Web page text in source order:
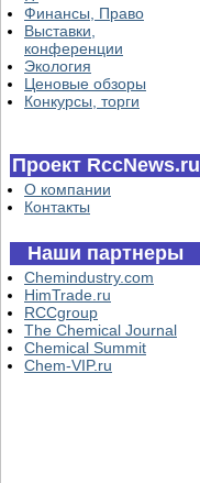
Финансы, Право
Выставки,
конференции
Экология
Ценовые обзоры
Конкурсы, торги
Проект RccNews.ru
О компании
Контакты
Наши партнеры
Chemindustry.com
HimTrade.ru
RCCgroup
The Chemical Journal
Chemical Summit
Chem-VIP.ru